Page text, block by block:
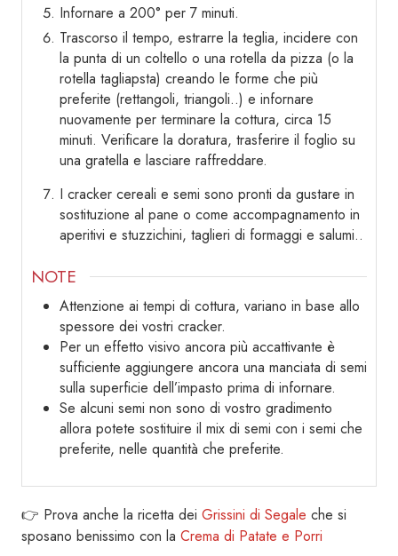
Infornare a 200° per 7 minuti.
Trascorso il tempo, estrarre la teglia, incidere con
la punta di un coltello o una rotella da pizza (o la
rotella tagliapsta) creando le forme che più
preferite (rettangoli, triangoli..) e infornare
nuovamente per terminare la cottura, circa 15
minuti. Verificare la doratura, trasferire il foglio su
una gratella e lasciare raffreddare.
I cracker cereali e semi sono pronti da gustare in
sostituzione al pane o come accompagnamento in
aperitivi e stuzzichini, taglieri di formaggi e salumi..
NOTE
Attenzione ai tempi di cottura, variano in base allo
spessore dei vostri cracker.
Per un effetto visivo ancora più accattivante è
sufficiente aggiungere ancora una manciata di semi
sulla superficie dell’impasto prima di infornare.
Se alcuni semi non sono di vostro gradimento
allora potete sostituire il mix di semi con i semi che
preferite, nelle quantità che preferite.
👉 Prova anche la ricetta dei Grissini di Segale che si
sposano benissimo con la Crema di Patate e Porri